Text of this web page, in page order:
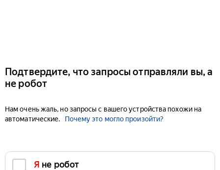
Подтвердите, что запросы отправляли вы, а
не робот
Нам очень жаль, но запросы с вашего устройства похожи на
автоматические.
Почему это могло произойти?
Я не робот